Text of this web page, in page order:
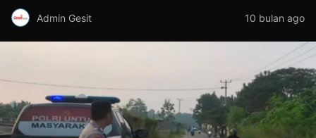
Admin Gesit 10 bulan ago